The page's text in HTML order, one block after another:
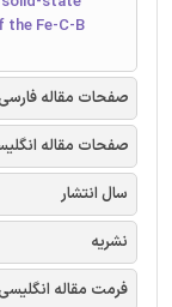
Fe-C-B
صفحات مقاله
صفحات مقاله
سال انتشار
نشریه
فرمت مقاله